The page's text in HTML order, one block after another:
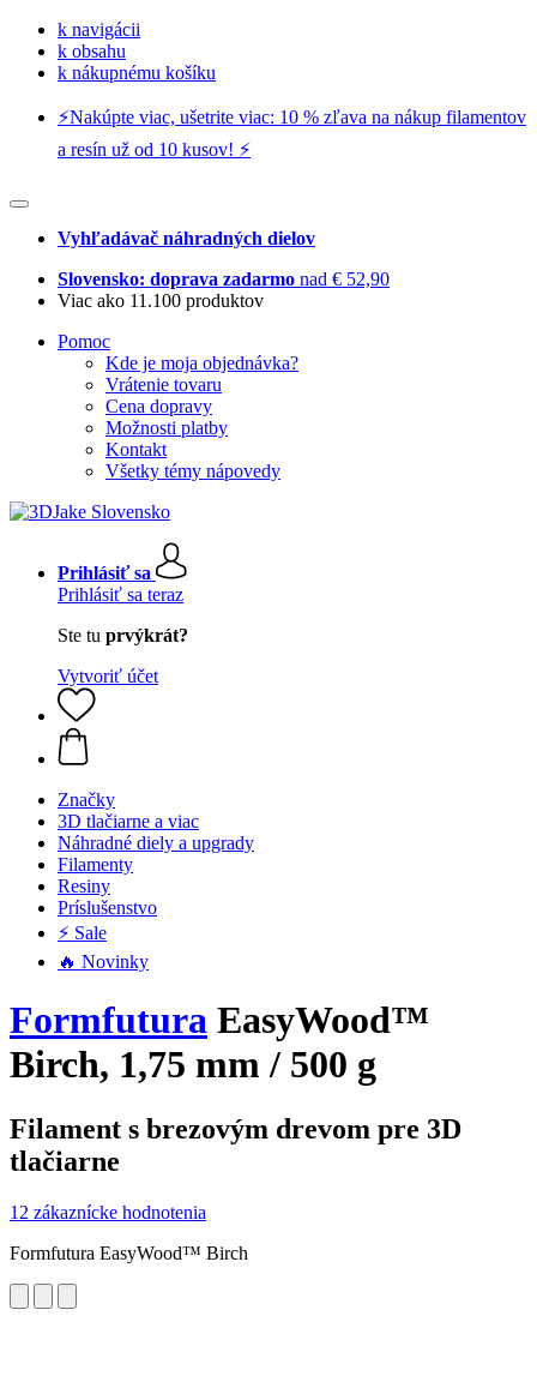
k navigácii
k obsahu
k nákupnému košíku
⚡️Nakúpte viac, ušetrite viac: 10 % zľava na nákup filamentov
a resín už od 10 kusov! ⚡️
Vyhľadávač náhradných dielov
Slovensko: doprava zadarmo nad € 52,90
Viac ako 11.100 produktov
Pomoc
Kde je moja objednávka?
Vrátenie tovaru
Cena dopravy
Možnosti platby
Kontakt
Všetky témy nápovedy
Prihlásiť sa
Prihlásiť sa teraz
Ste tu prvýkrát?
Vytvoriť účet
Značky
3D tlačiarne a viac
Náhradné diely a upgrady
Filamenty
Resiny
Príslušenstvo
⚡ Sale
🔥 Novinky
Formfutura EasyWood™
Birch, 1,75 mm / 500 g
Filament s brezovým drevom pre 3D
tlačiarne
12 zákaznícke hodnotenia
Formfutura EasyWood™ Birch